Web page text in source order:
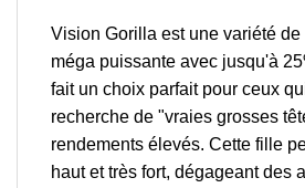
Vision Gorilla est une variété
méga puissante avec jusqu'à
fait un choix parfait pour ceux
recherche de "vraies grosses
rendements élevés. Cette fille
haut et très fort, dégageant des